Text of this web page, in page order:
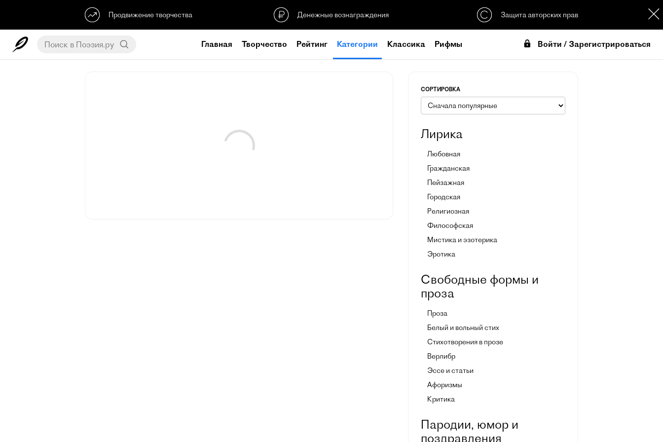
Продвижение творчества Денежные вознаграждения Защита авторских прав
Главная Творчество Рейтинг Категории Классика Рифмы Войти / Зарегистрироваться
СОРТИРОВКА
Лирика
Любовная
Гражданская
Пейзажная
Городская
Религиозная
Философская
Мистика и эзотерика
Эротика
Свободные формы и
проза
Проза
Белый и вольный стих
Стихотворения в прозе
Верлибр
Эссе и статьи
Афоризмы
Критика
Пародии, юмор и
поздравления